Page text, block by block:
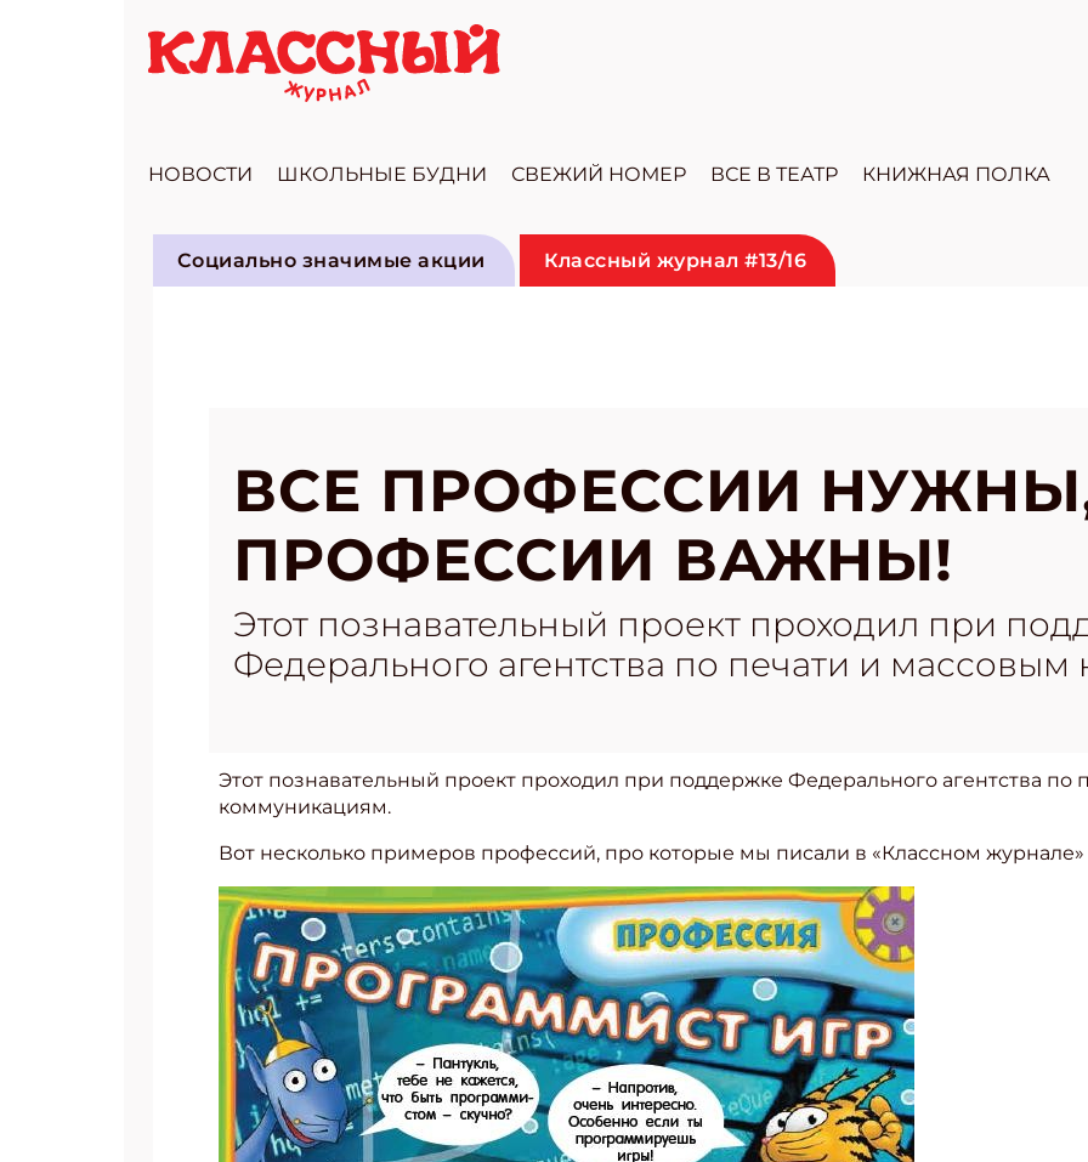
НОВОСТИ ШКОЛЬНЫЕ БУДНИ СВЕЖИЙ НОМЕР ВСЕ В ТЕАТР КНИЖНАЯ ПОЛКА
Социально значимые акции Классный журнал #13/16
ВСЕ ПРОФЕССИИ
ПРОФЕССИИ ВАЖНЫ!
Этот познавательный проект проходил при
Федерального агентства по печати и
Этот познавательный проект проходил при поддержке Федерального агентства по
коммуникациям.
Вот несколько примеров профессий, про которые мы писали в «Классном журнале»